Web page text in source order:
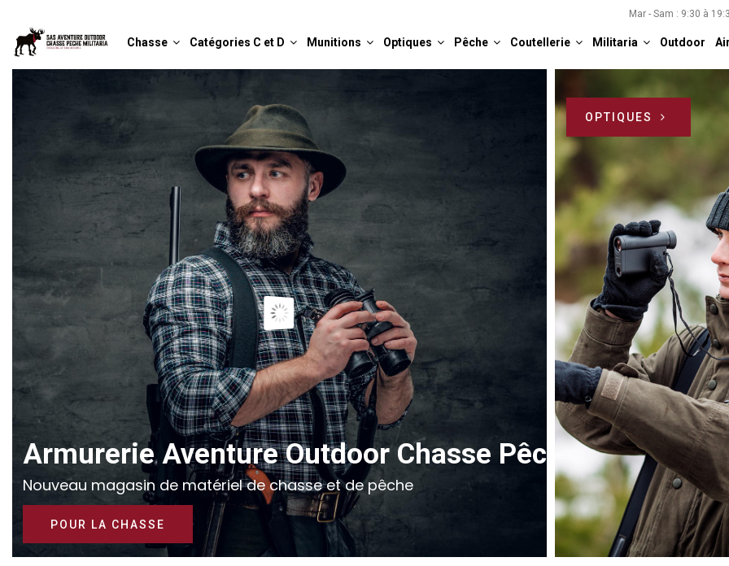
Mar - Sam : 9:30 à
Chasse Catégories C et D Munitions Optiques Pêche Coutellerie Militaria Outdoor
Armurerie Aventure Outdoor Chasse Pêche Militaria
Nouveau magasin de matériel de chasse et de pêche
POUR LA CHASSE
OPTIQUES